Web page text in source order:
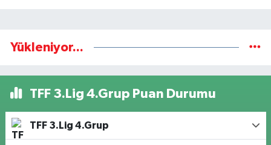
Yükleniyor...
TFF 3.Lig 4.Grup Puan Durumu
TFF 3.Lig 4.Grup